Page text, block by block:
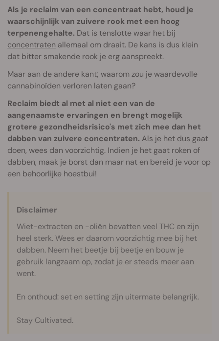
Als je reclaim van een concentraat hebt, houd je
waarschijnlijk van zuivere rook met een hoog
terpenengehalte. Dat is tenslotte waar het bij
concentraten allemaal om draait. De kans is dus klein
dat bitter smakende rook je erg aanspreekt.
Maar aan de andere kant; waarom zou je waardevolle
cannabinoïden verloren laten gaan?
Reclaim biedt al met al niet een van de
aangenaamste ervaringen en brengt mogelijk
grotere gezondheidsrisico's met zich mee dan het
dabben van zuivere concentraten. Als je het dus gaat
doen, wees dan voorzichtig. Indien je het gaat roken of
dabben, maak je borst dan maar nat en bereid je voor op
een behoorlijke hoestbui!
Disclaimer
Wiet-extracten en -oliën bevatten veel THC en zijn
heel sterk. Wees er daarom voorzichtig mee bij het
dabben. Neem het beetje bij beetje en bouw je
gebruik langzaam op, zodat je er steeds meer aan
went.
En onthoud: set en setting zijn uitermate belangrijk.
Stay Cultivated.